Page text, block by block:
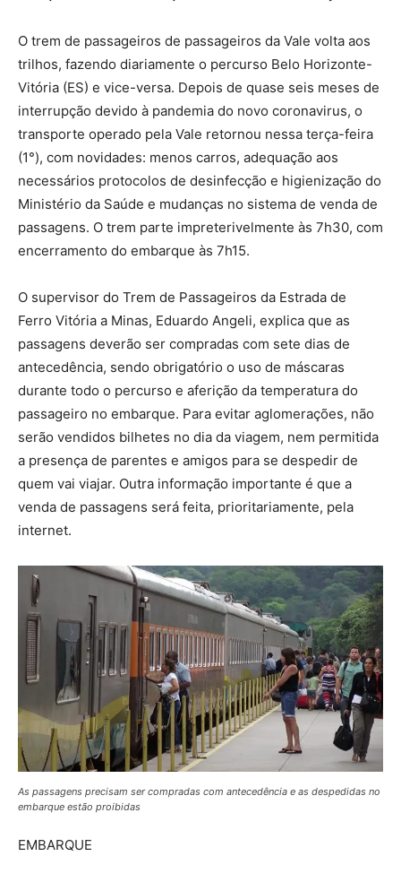
O trem de passageiros de passageiros da Vale volta aos
trilhos, fazendo diariamente o percurso Belo Horizonte-
Vitória (ES) e vice-versa. Depois de quase seis meses de
interrupção devido à pandemia do novo coronavirus, o
transporte operado pela Vale retornou nessa terça-feira
(1°), com novidades: menos carros, adequação aos
necessários protocolos de desinfecção e higienização do
Ministério da Saúde e mudanças no sistema de venda de
passagens. O trem parte impreterivelmente às 7h30, com
encerramento do embarque às 7h15.
O supervisor do Trem de Passageiros da Estrada de
Ferro Vitória a Minas, Eduardo Angeli, explica que as
passagens deverão ser compradas com sete dias de
antecedência, sendo obrigatório o uso de máscaras
durante todo o percurso e aferição da temperatura do
passageiro no embarque. Para evitar aglomerações, não
serão vendidos bilhetes no dia da viagem, nem permitida
a presença de parentes e amigos para se despedir de
quem vai viajar. Outra informação importante é que a
venda de passagens será feita, prioritariamente, pela
internet.
As passagens precisam ser compradas com antecedência e as despedidas no
embarque estão proibidas
EMBARQUE